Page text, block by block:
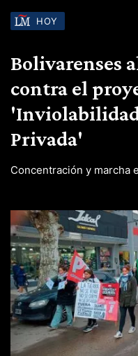
HOY
Bolivarenses
contra el
Privada'
Concentración y marcha